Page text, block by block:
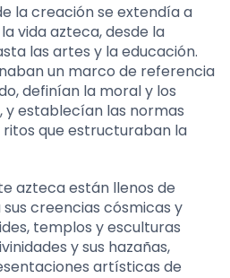
la creación se extendía a
vida azteca, desde la
las artes y la educación.
un marco de referencia
definían la moral y los
y establecían las normas
que estructuraban la
azteca están llenos de
creencias cósmicas y
templos y esculturas
y sus hazañas,
artísticas de